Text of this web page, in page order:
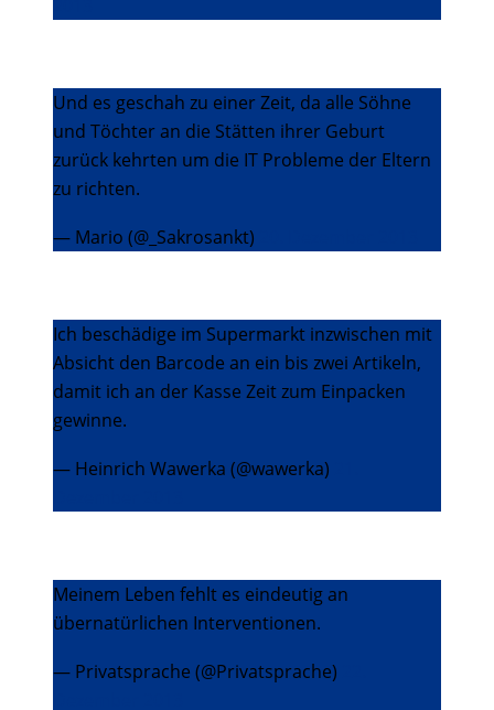
Und es geschah zu einer Zeit, da alle Söhne
und Töchter an die Stätten ihrer Geburt
zurück kehrten um die IT Probleme der Eltern
zu richten.
— Mario (@_Sakrosankt)
Ich beschädige im Supermarkt inzwischen mit
Absicht den Barcode an ein bis zwei Artikeln,
damit ich an der Kasse Zeit zum Einpacken
gewinne.
— Heinrich Wawerka (@wawerka)
Meinem Leben fehlt es eindeutig an
übernatürlichen Interventionen.
— Privatsprache (@Privatsprache)